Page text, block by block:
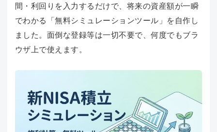
間・利回りを入力するだけで、将来の資産額が一瞬
でわかる「無料シミュレーションツール」を自作し
ました。面倒な登録等は一切不要で、何度でもブラ
ウザ上で使えます。